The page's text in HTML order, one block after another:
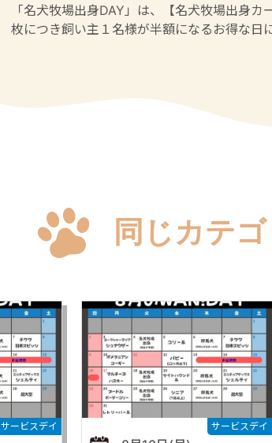
「名犬牧場出身DAY」は、【名犬牧場出身
枚につき飼い主１名様が半額になるお得な日
同じカテ
サービスデイ サービスデイ